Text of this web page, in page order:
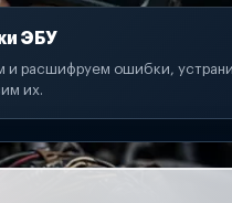
ЭБУ
и расшифруем ошибки,
их.